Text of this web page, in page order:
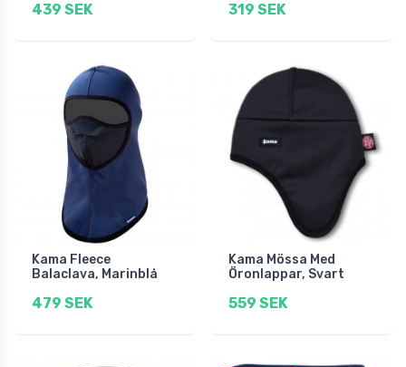
439 SEK 319 SEK
Kama Fleece
Balaclava, Marinblå
479 SEK
Kama Mössa Med
Öronlappar, Svart
559 SEK